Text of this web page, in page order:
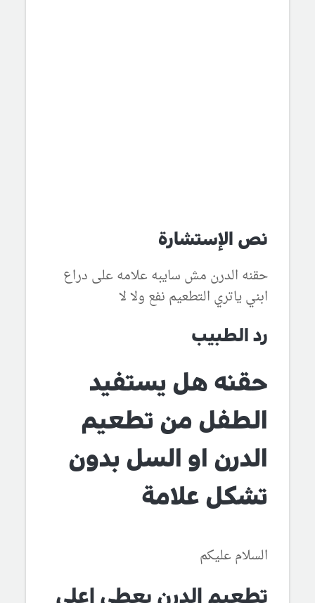
نص الإستشارة
حقنه الدرن مش سايبه علامه على دراع
ابني ياتري التطعيم نفع ولا لا
رد الطبيب
حقنه هل يستفيد
الطفل من تطعيم
الدرن او السل بدون
تشكل علامة
السلام عليكم
تطعيم الدرن يعطى اعلى